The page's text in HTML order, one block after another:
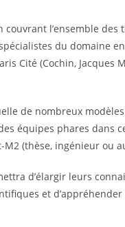
l’ensemble des
du domaine
Cité (Cochin, Jacques
de nombreux
équipes phares dans
(thèse, ingénieur ou
d’élargir leurs
et